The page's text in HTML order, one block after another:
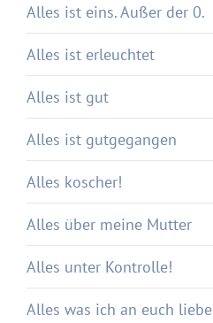
Alles ist eins. Außer der 0.
Alles ist erleuchtet
Alles ist gut
Alles ist gutgegangen
Alles koscher!
Alles über meine Mutter
Alles unter Kontrolle!
Alles was ich an euch liebe